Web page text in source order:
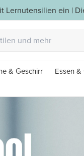
Lernutensilien ein |
& Geschirr Essen